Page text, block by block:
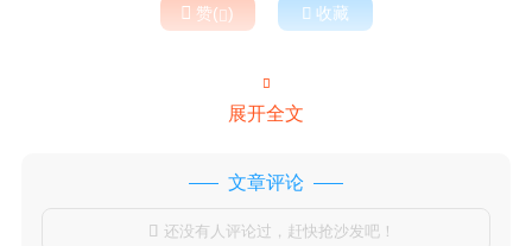
 赞()  收藏

展开全文
文章评论
 还没有人评论过，赶快抢沙发吧！